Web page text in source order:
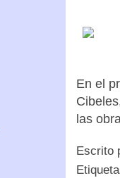
En el
las
Escrito